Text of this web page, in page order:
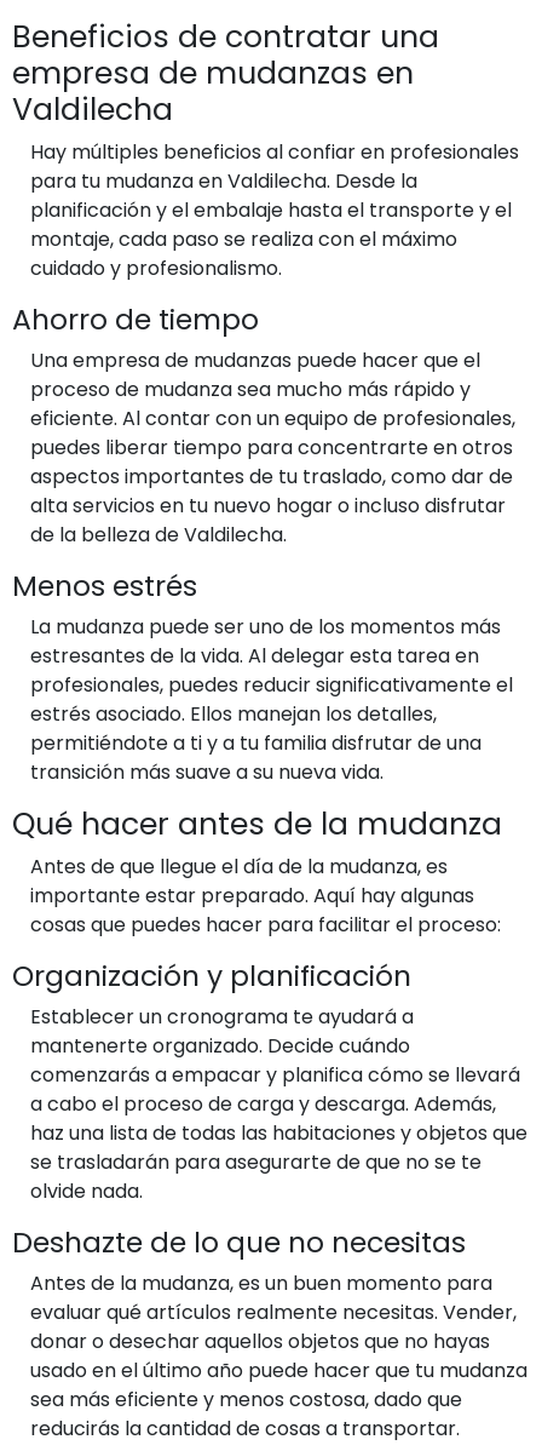
Beneficios de contratar una
empresa de mudanzas en
Valdilecha
Hay múltiples beneficios al confiar en profesionales
para tu mudanza en Valdilecha. Desde la
planificación y el embalaje hasta el transporte y el
montaje, cada paso se realiza con el máximo
cuidado y profesionalismo.
Ahorro de tiempo
Una empresa de mudanzas puede hacer que el
proceso de mudanza sea mucho más rápido y
eficiente. Al contar con un equipo de profesionales,
puedes liberar tiempo para concentrarte en otros
aspectos importantes de tu traslado, como dar de
alta servicios en tu nuevo hogar o incluso disfrutar
de la belleza de Valdilecha.
Menos estrés
La mudanza puede ser uno de los momentos más
estresantes de la vida. Al delegar esta tarea en
profesionales, puedes reducir significativamente el
estrés asociado. Ellos manejan los detalles,
permitiéndote a ti y a tu familia disfrutar de una
transición más suave a su nueva vida.
Qué hacer antes de la mudanza
Antes de que llegue el día de la mudanza, es
importante estar preparado. Aquí hay algunas
cosas que puedes hacer para facilitar el proceso:
Organización y planificación
Establecer un cronograma te ayudará a
mantenerte organizado. Decide cuándo
comenzarás a empacar y planifica cómo se llevará
a cabo el proceso de carga y descarga. Además,
haz una lista de todas las habitaciones y objetos que
se trasladarán para asegurarte de que no se te
olvide nada.
Deshazte de lo que no necesitas
Antes de la mudanza, es un buen momento para
evaluar qué artículos realmente necesitas. Vender,
donar o desechar aquellos objetos que no hayas
usado en el último año puede hacer que tu mudanza
sea más eficiente y menos costosa, dado que
reducirás la cantidad de cosas a transportar.